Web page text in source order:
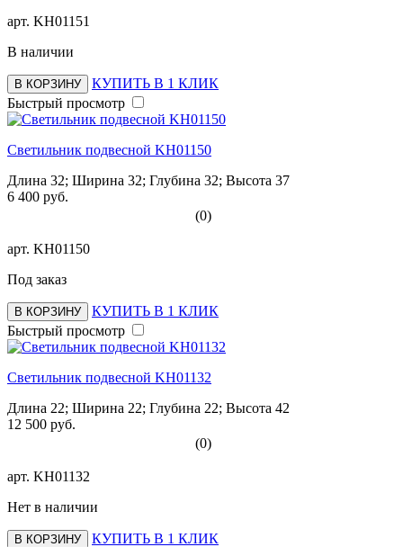
арт. KH01151
В наличии
В КОРЗИНУ
КУПИТЬ В 1 КЛИК
Быстрый просмотр
Светильник подвесной KH01150
Длина 32; Ширина 32; Глубина 32; Высота 37
6 400 руб.
(0)
арт. KH01150
Под заказ
В КОРЗИНУ
КУПИТЬ В 1 КЛИК
Быстрый просмотр
Светильник подвесной KH01132
Длина 22; Ширина 22; Глубина 22; Высота 42
12 500 руб.
(0)
арт. KH01132
Нет в наличии
В КОРЗИНУ
КУПИТЬ В 1 КЛИК